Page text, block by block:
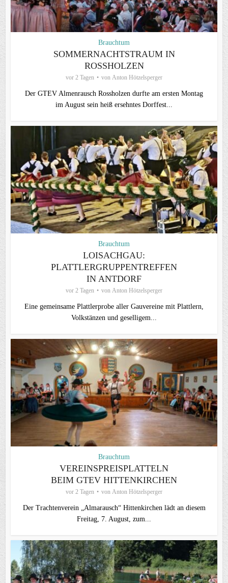
Brauchtum
SOMMERNACHTSTRAUM IN
ROSSHOLZEN
vor 2 Tagen von Anton Hötzelsperger
Der GTEV Almenrausch Rossholzen durfte am ersten Montag
im August sein heiß ersehntes Dorffest...
Brauchtum
LOISACHGAU:
PLATTLERGRUPPENTREFFEN
IN ANTDORF
vor 2 Tagen von Anton Hötzelsperger
Eine gemeinsame Plattlerprobe aller Gauvereine mit Plattlern,
Volkstänzen und geselligem...
Brauchtum
VEREINSPREISPLATTELN
BEIM GTEV HITTENKIRCHEN
vor 2 Tagen von Anton Hötzelsperger
Der Trachtenverein „Almarausch“ Hittenkirchen lädt an diesem
Freitag, 7. August, zum...